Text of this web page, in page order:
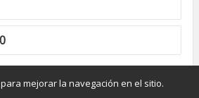
por José Madrid [2016]
y Restauración de Bienes Culturales - UPV
mejorar la navegación en el sitio.